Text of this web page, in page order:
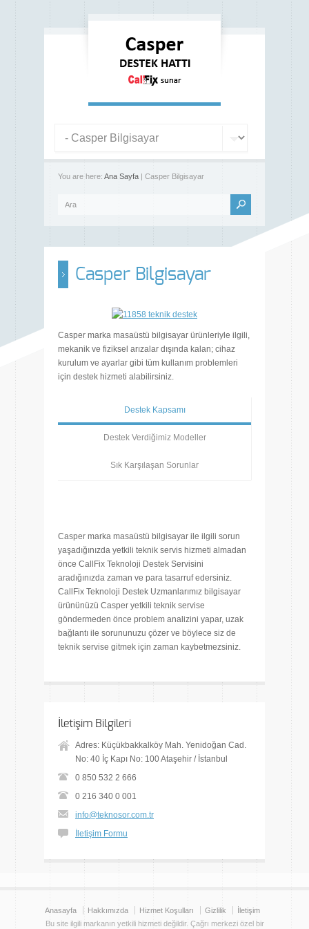
You are here: Ana Sayfa | Casper Bilgisayar
Casper Bilgisayar
Casper marka masaüstü bilgisayar ürünleriyle ilgili,
mekanik ve fiziksel arızalar dışında kalan; cihaz
kurulum ve ayarlar gibi tüm kullanım problemleri
için destek hizmeti alabilirsiniz.
Destek Kapsamı
Destek Verdiğimiz Modeller
Sık Karşılaşan Sorunlar
Casper marka masaüstü bilgisayar ile ilgili sorun
yaşadığınızda yetkili teknik servis hizmeti almadan
önce CallFix Teknoloji Destek Servisini
aradığınızda zaman ve para tasarruf edersiniz.
CallFix Teknoloji Destek Uzmanlarımız bilgisayar
ürününüzü Casper yetkili teknik servise
göndermeden önce problem analizini yapar, uzak
bağlantı ile sorununuzu çözer ve böylece siz de
teknik servise gitmek için zaman kaybetmezsiniz.
İletişim Bilgileri
Adres: Küçükbakkalköy Mah. Yenidoğan Cad.
No: 40 İç Kapı No: 100 Ataşehir / İstanbul
0 850 532 2 666
0 216 340 0 001
info@teknosor.com.tr
İletişim Formu
Anasayfa Hakkımızda Hizmet Koşulları Gizlilik
İletişim
Bu site ilgili markanın yetkili hizmeti değildir. Çağrı merkezi özel bir